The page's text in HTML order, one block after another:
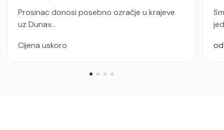
Prosinac donosi posebno ozračje u krajeve
uz Dunav...
Cijena uskoro
od